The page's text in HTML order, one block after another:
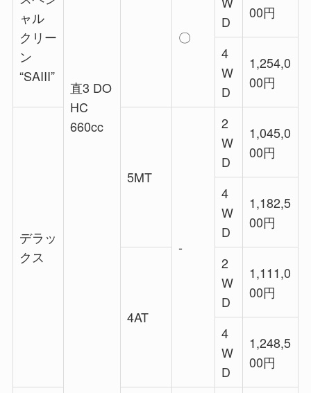
直3 DO
HC
660cc
ャル
クリー
ン
“SAIII”
〇
D
00円
4
W
D
1,254,0
00円
デラッ
クス
5MT
‐
2
W
D
1,045,0
00円
4
W
D
1,182,5
00円
4AT
2
W
D
1,111,0
00円
4
W
D
1,248,5
00円